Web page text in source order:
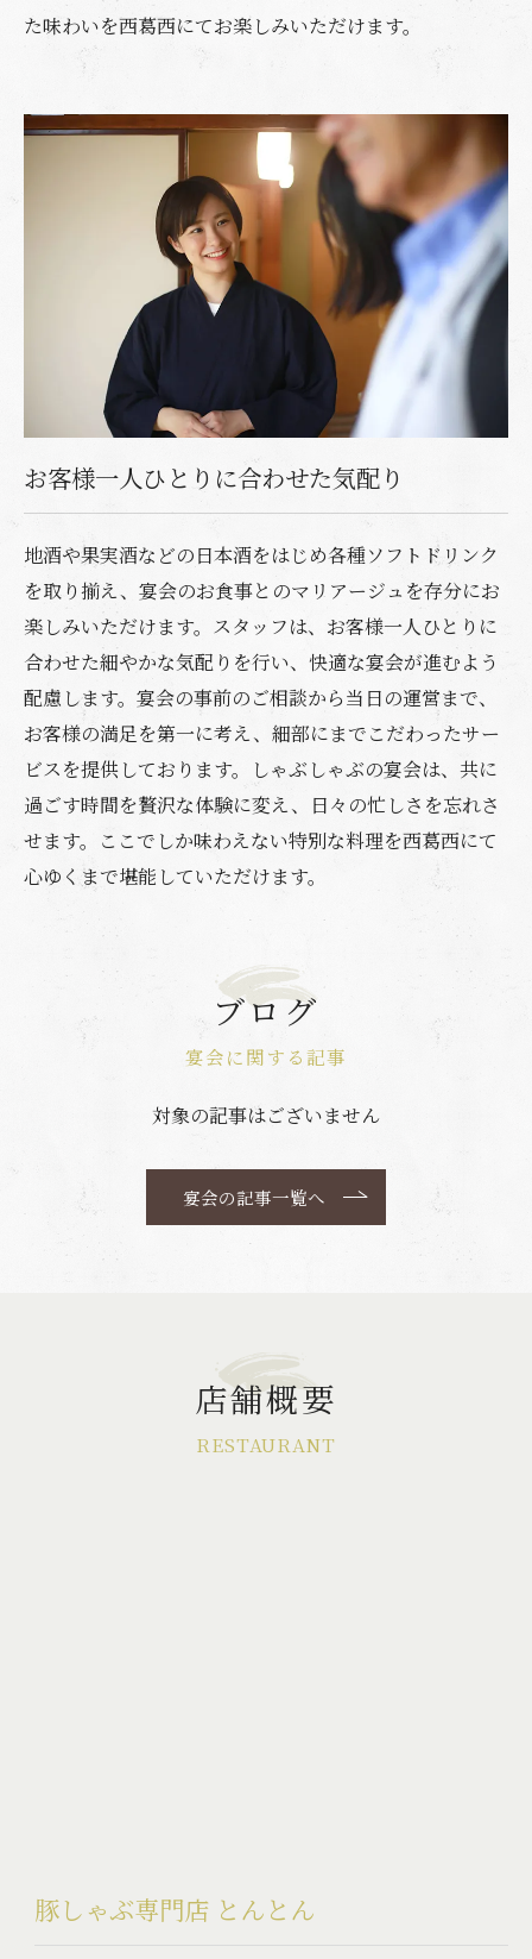
た味わいを西葛西にてお楽しみいただけます。
お客様一人ひとりに合わせた気配り
地酒や果実酒などの日本酒をはじめ各種ソフトドリンク
を取り揃え、宴会のお食事とのマリアージュを存分にお
楽しみいただけます。スタッフは、お客様一人ひとりに
合わせた細やかな気配りを行い、快適な宴会が進むよう
配慮します。宴会の事前のご相談から当日の運営まで、
お客様の満足を第一に考え、細部にまでこだわったサー
ビスを提供しております。しゃぶしゃぶの宴会は、共に
過ごす時間を贅沢な体験に変え、日々の忙しさを忘れさ
せます。ここでしか味わえない特別な料理を西葛西にて
心ゆくまで堪能していただけます。
ブログ
宴会に関する記事
対象の記事はございません
宴会の記事一覧へ
店舗概要
RESTAURANT
豚しゃぶ専門店 とんとん